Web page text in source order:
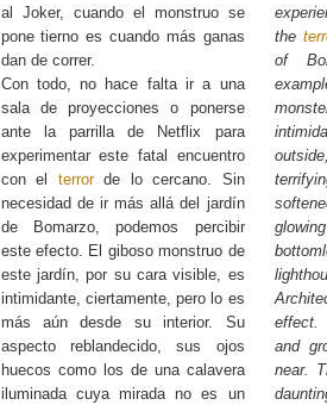
al Joker, cuando el monstruo se
pone tierno es cuando más ganas
dan de correr.
Con todo, no hace falta ir a una
sala de proyecciones o ponerse
ante la parrilla de Netflix para
experimentar este fatal encuentro
con el terrorde lo cercano. Sin
necesidad de ir más allá del jardín
de Bomarzo, podemos percibir
este efecto. El giboso monstruo de
este jardín, por su cara visible, es
intimidante, ciertamente, pero lo es
más aún desde su interior. Su
aspecto reblandecido, sus ojos
huecos como los de una calavera
iluminada cuya mirada no es un
the
of
effect.
and
near.